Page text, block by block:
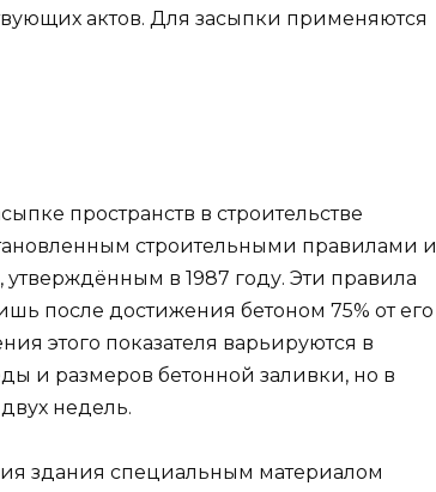
актов. Для засыпки применяются
пространств в строительстве
строительными правилами и
в 1987 году. Эти правила
после достижения бетоном 75% от его
этого показателя варьируются в
и размеров бетонной заливки, но в
недель.
здания специальным материалом